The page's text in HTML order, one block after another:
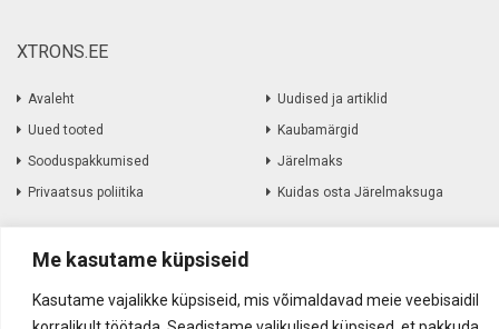
Me kasutame küpsiseid
Kasutame vajalikke küpsiseid, mis võimaldavad meie veebisaidil
XTRONS.EE
Avaleht
Uued tooted
Sooduspakkumised
Privaatsus poliitika
Uudised ja artiklid
Kaubamärgid
Järelmaks
Kuidas osta Järelmaksuga
Informatsioon
Müügitingimused Amortiseerunud elektroonika